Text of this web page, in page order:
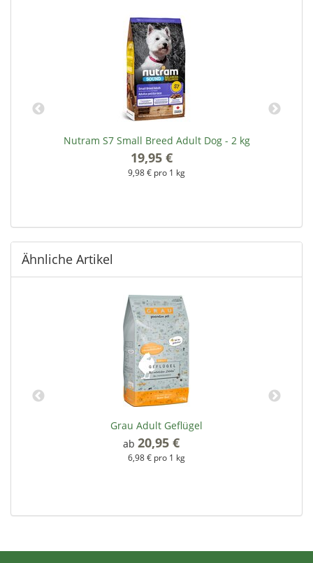
Nutram S7 Small Breed Adult Dog - 2 kg
19,95 €
9,98 € pro 1 kg
Ähnliche Artikel
Grau Adult Geflügel
ab 20,95 €
6,98 € pro 1 kg